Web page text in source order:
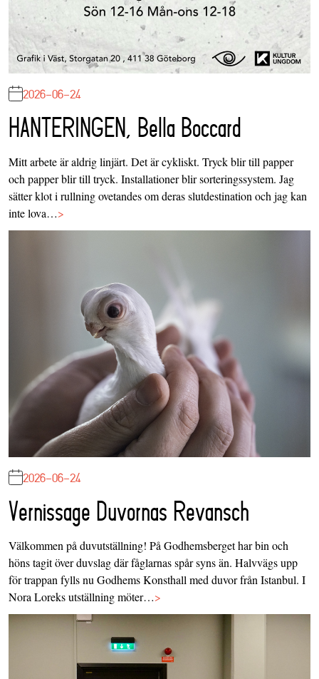
2026-06-24
HANTERINGEN, Bella Boccard
Mitt arbete är aldrig linjärt. Det är cykliskt. Tryck blir till papper
och papper blir till tryck. Installationer blir sorteringssystem. Jag
sätter klot i rullning ovetandes om deras slutdestination och jag kan
inte lova…>
2026-06-24
Vernissage Duvornas Revansch
Välkommen på duvutställning! På Godhemsberget har bin och
höns tagit över duvslag där fåglarnas spår syns än. Halvvägs upp
för trappan fylls nu Godhems Konsthall med duvor från Istanbul. I
Nora Loreks utställning möter…>